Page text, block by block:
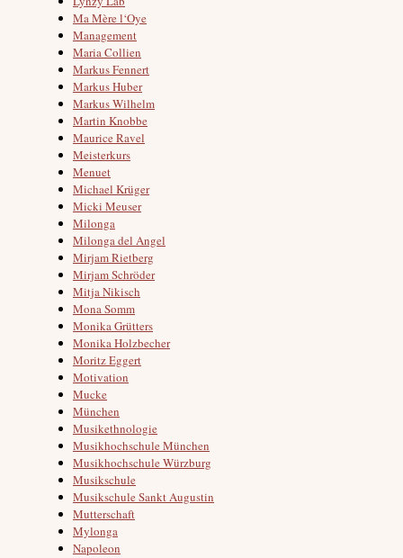
Ma Mère l‘Oye
Management
Maria Collien
Markus Fennert
Markus Huber
Markus Wilhelm
Martin Knobbe
Maurice Ravel
Meisterkurs
Menuet
Michael Krüger
Micki Meuser
Milonga
Milonga del Angel
Mirjam Rietberg
Mirjam Schröder
Mitja Nikisch
Mona Somm
Monika Grütters
Monika Holzbecher
Moritz Eggert
Motivation
Mucke
München
Musikethnologie
Musikhochschule München
Musikhochschule Würzburg
Musikschule
Musikschule Sankt Augustin
Mutterschaft
Mylonga
Napoleon